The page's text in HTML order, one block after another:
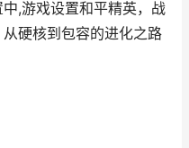
,游戏设置和平精英，战
硬核到包容的进化之路